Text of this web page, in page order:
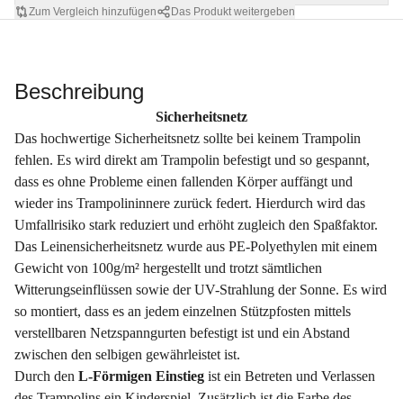
Zum Vergleich hinzufügen Das Produkt weitergeben
Beschreibung
Sicherheitsnetz
​Das hochwertige Sicherheitsnetz sollte bei keinem Trampolin
fehlen. Es wird direkt am Trampolin befestigt und so gespannt,
dass es ohne Probleme einen fallenden Körper auffängt und
wieder ins Trampolininnere zurück federt. Hierdurch wird das
Umfallrisiko stark reduziert und erhöht zugleich den Spaßfaktor.
Das Leinensicherheitsnetz wurde aus PE-Polyethylen mit einem
Gewicht von 100g/m² hergestellt und trotzt sämtlichen
Witterungseinflüssen sowie der UV-Strahlung der Sonne. Es wird
so montiert, dass es an jedem einzelnen Stützpfosten mittels
verstellbaren Netzspanngurten befestigt ist und ein Abstand
zwischen den selbigen gewährleistet ist.
Durch den L-Förmigen Einstieg ist ein Betreten und Verlassen